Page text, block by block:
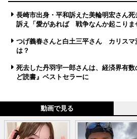
長崎市出身・平和訴えた美輪明宏さん
訴え「愛があれば 戦争なんか起こりま
つげ義春さんと白土三平さん カリスマ
は？
死去した丹羽宇一郎さんは、経済界有
ど読書』ベストセラーに
動画で見る